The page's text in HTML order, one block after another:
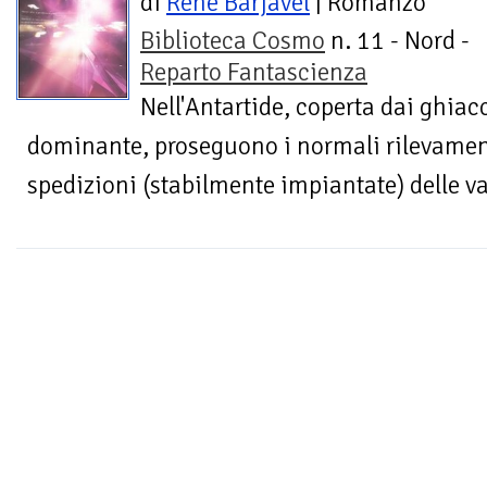
Biblioteca Cosmo n. 11 - Nord -
Reparto Fantascienza
Nell'Antartide, coperta dai
dominante, proseguono i normali
spedizioni (stabilmente impiantate) delle